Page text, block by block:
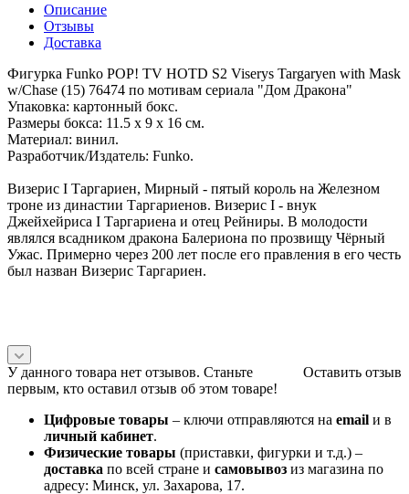
Описание
Отзывы
Доставка
Фигурка Funko POP! TV HOTD S2 Viserys Targaryen with Mask
w/Chase (15) 76474 по мотивам сериала "Дом Дракона"
Упаковка: картонный бокс.
Размеры бокса: 11.5 х 9 х 16 см.
Материал: винил.
Разработчик/Издатель: Funko.
Визерис I Таргариен, Мирный - пятый король на Железном
троне из династии Таргариенов. Визерис I - внук
Джейхейриса I Таргариена и отец Рейниры. В молодости
являлся всадником дракона Балериона по прозвищу Чёрный
Ужас. Примерно через 200 лет после его правления в его честь
был назван Визерис Таргариен.
Оставить отзыв
У данного товара нет отзывов. Станьте
первым, кто оставил отзыв об этом товаре!
Цифровые товары – ключи отправляются на email и в
личный кабинет.
Физические товары (приставки, фигурки и т.д.) –
доставка по всей стране и самовывоз из магазина по
адресу: Минск, ул. Захарова, 17.